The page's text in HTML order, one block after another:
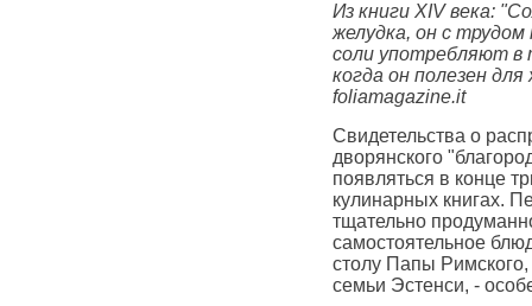
Из книги XIV века:
желудка, он с
соли употребляют в
когда он полезен
foliamagazine.it
Свидетельства о
дворянского
появляться в конце
кулинарных книгах.
тщательно
самостоятельное
столу Папы
семьи Эстенси, -